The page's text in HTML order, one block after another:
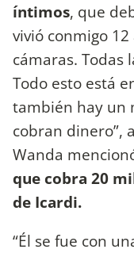
íntimos, que
vivió conmigo
cámaras. Todas
Todo esto está
también hay un
cobran dinero”,
Wanda
que cobra 20
de Icardi.
“Él se fue con